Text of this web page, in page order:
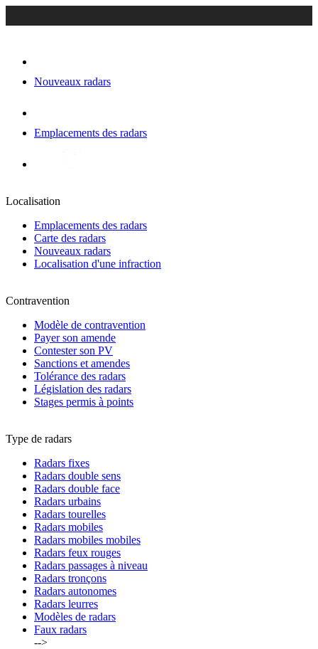
Nouveaux radars
Emplacements des radars
Localisation
Emplacements des radars
Carte des radars
Nouveaux radars
Localisation d'une infraction
Contravention
Modèle de contravention
Payer son amende
Contester son PV
Sanctions et amendes
Tolérance des radars
Législation des radars
Stages permis à points
Type de radars
Radars fixes
Radars double sens
Radars double face
Radars urbains
Radars tourelles
Radars mobiles
Radars mobiles mobiles
Radars feux rouges
Radars passages à niveau
Radars tronçons
Radars autonomes
Radars leurres
Modèles de radars
Faux radars
-->